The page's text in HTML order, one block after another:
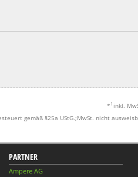
* 1 inkl.
gemäß §25a UStG.;MwSt. nicht
PARTNER
Ampere AG